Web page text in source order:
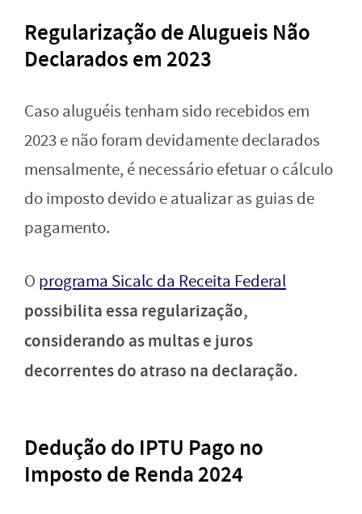
Regularização de Alugueis Não
Declarados em 2023
Caso aluguéis tenham sido recebidos em
2023 e não foram devidamente declarados
mensalmente, é necessário efetuar o cálculo
do imposto devido e atualizar as guias de
pagamento.
O programa Sicalc da Receita Federal
possibilita essa regularização,
considerando as multas e juros
decorrentes do atraso na declaração.
Dedução do IPTU Pago no
Imposto de Renda 2024